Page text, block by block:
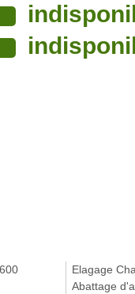
Elagage
Abattage